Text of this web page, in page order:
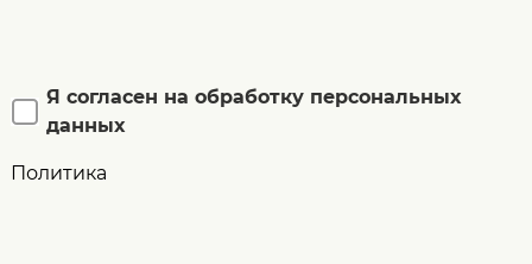
Я согласен на обработку персональных
данных
Политика